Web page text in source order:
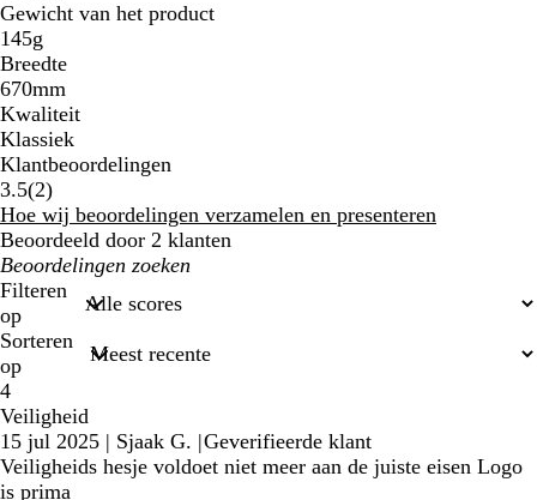
Gewicht van het product
145g
Breedte
670mm
Kwaliteit
Klassiek
Klantbeoordelingen
3.5(22
klantbeoordelingen
)
Hoe wij beoordelingen verzamelen en presenteren
Beoordeeld door 2 klanten
Mijn
zoekopdrachten
Filteren
op
Sorteren
op
4
Veiligheid
15 jul 2025 | Sjaak G. |Geverifieerde klant
Veiligheids hesje voldoet niet meer aan de juiste eisen Logo
is prima